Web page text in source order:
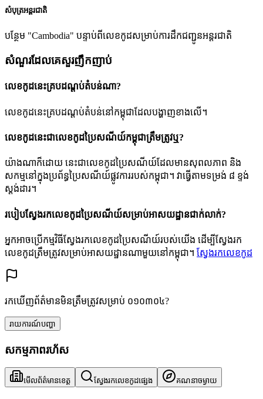
សំបុត្រអន្តរជាតិ
បន្ថែម "Cambodia" បន្ទាប់ពីលេខកូដសម្រាប់ការដឹកជញ្ជូនអន្តរជាតិ
សំណួរដែលគេសួរញឹកញាប់
លេខកូដនេះគ្របដណ្តប់តំបន់ណា?
លេខកូដនេះគ្របដណ្តប់តំបន់នៅកម្ពុជាដែលបង្ហាញខាងលើ។
លេខកូដនេះជាលេខកូដប្រៃសណីយ៍កម្ពុជាត្រឹមត្រូវឬ?
យ៉ាងណាក៏ដោយ នេះជាលេខកូដប្រៃសណីយ៍ដែលមានសុពលភាព និង
សកម្មនៅក្នុងប្រព័ន្ធប្រៃសណីយ៍ផ្លូវការរបស់កម្ពុជា។ វាធ្វើតាមទម្រង់ ៨ ខ្ទង់
ស្តង់ដារ។
របៀបស្វែងរកលេខកូដប្រៃសណីយ៍សម្រាប់អាសយដ្ឋានជាក់លាក់?
អ្នកអាចប្រើកម្មវិធីស្វែងរកលេខកូដប្រៃសណីយ៍របស់យើង ដើម្បីស្វែងរក
លេខកូដត្រឹមត្រូវសម្រាប់អាសយដ្ឋានណាមួយនៅកម្ពុជា។ ស្វែងរកលេខកូដ
រកឃើញព័ត៌មានមិនត្រឹមត្រូវសម្រាប់ ០១០៣០៤?
រាយការណ៍បញ្ហា
សកម្មភាពរហ័ស
មើលព័ត៌មានខេត្ត ស្វែងរកលេខកូដផ្សេង គណនាចម្ងាយ